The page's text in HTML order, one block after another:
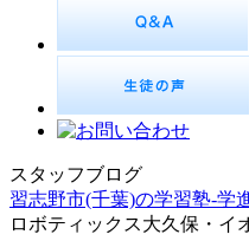
スタッフブログ
習志野市(千葉)の学習塾-学
ロボティックス大久保・イ